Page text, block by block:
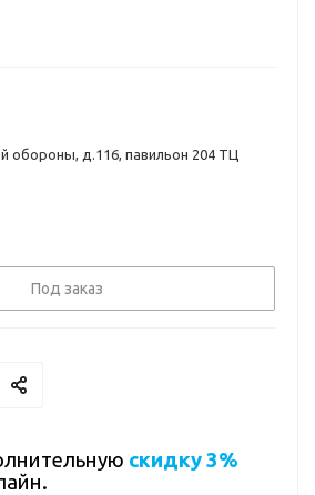
обороны, д.116, павильон 204 ТЦ
Под заказ
скидку 3%